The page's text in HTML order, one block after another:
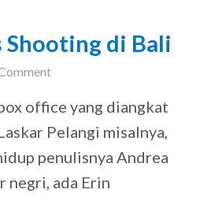
Shooting di Bali
onMarch 31, 2019
office yang diangkat
Pelangi misalnya,
penulisnya Andrea
negri, ada Erin